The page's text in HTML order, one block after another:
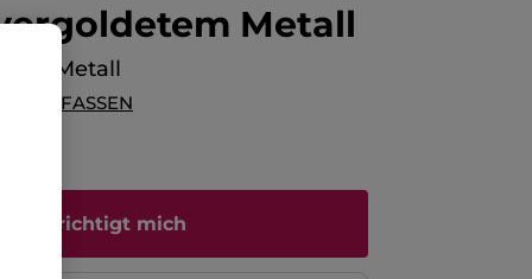
Metall
Metall
VERFASSEN
mich